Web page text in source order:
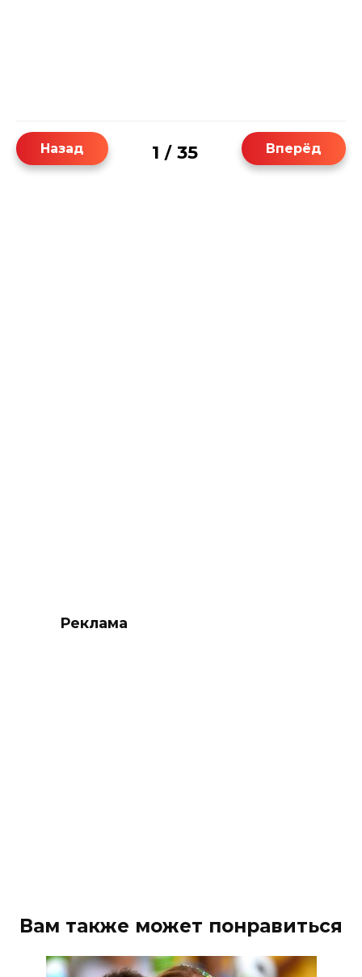
Вперёд
Назад 1 / 35
Реклама
Вам также может понравиться